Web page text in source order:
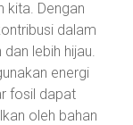
kita. Dengan
dalam
lebih hijau.
energi
fosil dapat
oleh bahan